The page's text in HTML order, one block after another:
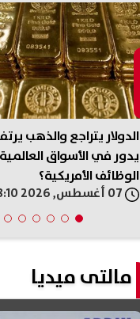
الدولار يتراجع والذهب
يدور في الأسواق
الوظائف الأمريكية؟
مالتى ميديا